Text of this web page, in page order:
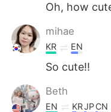
Oh, how
mihae
KR EN
So cute!!
Beth
EN KRJPCN